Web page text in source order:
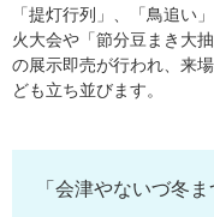
「提灯行列」、「鳥追い
火大会や「節分豆まき大
の展示即売が行われ、来
ども立ち並びます。
「会津やないづ冬